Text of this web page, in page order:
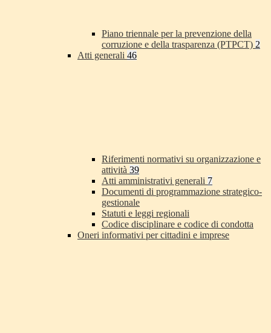
Piano triennale per la prevenzione della
corruzione e della trasparenza (PTPCT) 2
Atti generali 46
Riferimenti normativi su organizzazione e
attività 39
Atti amministrativi generali 7
Documenti di programmazione strategico-
gestionale
Statuti e leggi regionali
Codice disciplinare e codice di condotta
Oneri informativi per cittadini e imprese